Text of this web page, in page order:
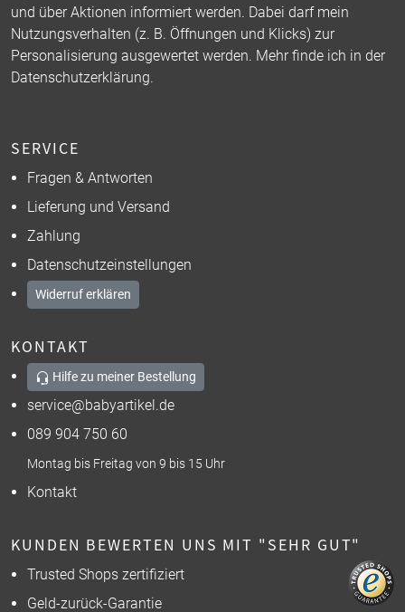
und über Aktionen informiert werden. Dabei darf mein
Nutzungsverhalten (z. B. Öffnungen und Klicks) zur
Personalisierung ausgewertet werden. Mehr finde ich in der
Datenschutzerklärung.
SERVICE
Fragen & Antworten
Lieferung und Versand
Zahlung
Datenschutzeinstellungen
Widerruf erklären
KONTAKT
Hilfe zu meiner Bestellung
service@babyartikel.de
089 904 750 60
Montag bis Freitag von 9 bis 15 Uhr
Kontakt
KUNDEN BEWERTEN UNS MIT "SEHR GUT"
Trusted Shops zertifiziert
Geld-zurück-Garantie